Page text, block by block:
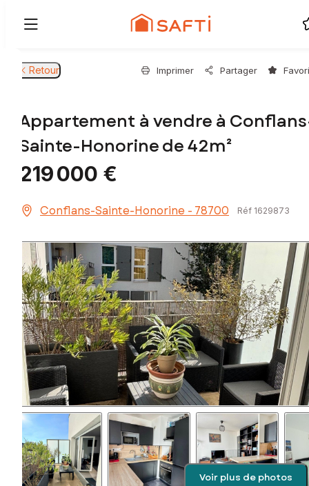
Retour Imprimer Partager
Appartement à vendre à
Sainte-Honorine de 42m²
219 000 €
Conflans-Sainte-Honorine - 78700 Réf 1629873
Voir plus de photos